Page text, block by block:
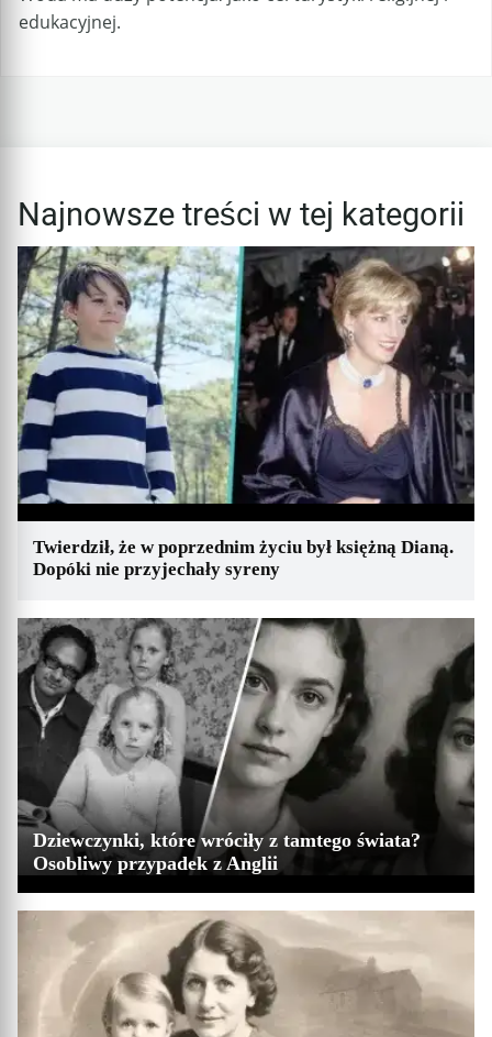
edukacyjnej.
Najnowsze treści w tej kategorii
Twierdził, że w poprzednim życiu był księżną Dianą.
Dopóki nie przyjechały syreny
Dziewczynki, które wróciły z tamtego świata?
Osobliwy przypadek z Anglii